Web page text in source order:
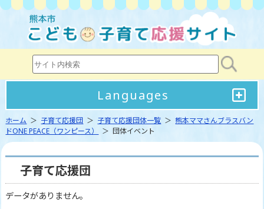
Languages
ホーム ＞ 子育て応援団 ＞ 子育て応援団体一覧 ＞熊本ママさんブラスバン
ドONE PEACE（ワンピース）
＞ 団体イベント
子育て応援団
データがありません。